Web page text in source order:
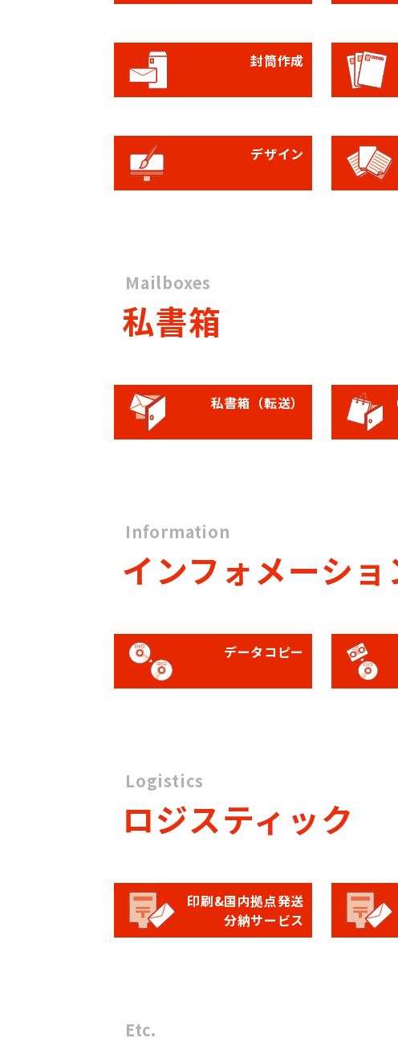
封筒作成
デザイン
Mailboxes
私書箱
私書箱（転送）
Information
インフォメーショ
データコピー
Logistics
ロジスティック
印刷&国内拠点発送
分納サービス
Etc.